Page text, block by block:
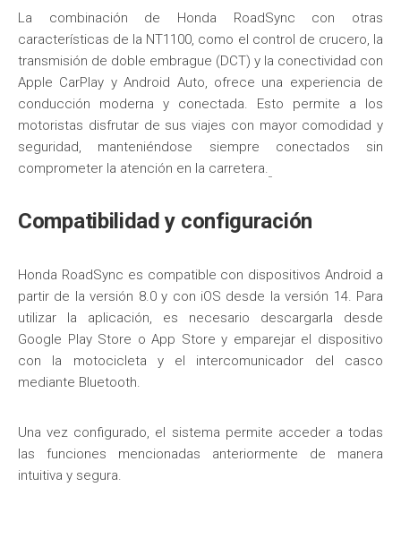
La combinación de Honda RoadSync con otras
características de la NT1100, como el control de crucero, la
transmisión de doble embrague (DCT) y la conectividad con
Apple CarPlay y Android Auto, ofrece una experiencia de
conducción moderna y conectada. Esto permite a los
motoristas disfrutar de sus viajes con mayor comodidad y
seguridad, manteniéndose siempre conectados sin
comprometer la atención en la carretera.
Compatibilidad y configuración
Honda RoadSync es compatible con dispositivos Android a
partir de la versión 8.0 y con iOS desde la versión 14. Para
utilizar la aplicación, es necesario descargarla desde
Google Play Store o App Store y emparejar el dispositivo
con la motocicleta y el intercomunicador del casco
mediante Bluetooth.
Una vez configurado, el sistema permite acceder a todas
las funciones mencionadas anteriormente de manera
intuitiva y segura.